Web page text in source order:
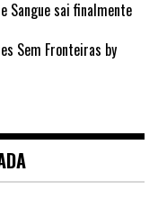
Sangue sai finalmente
Sem Fronteiras by